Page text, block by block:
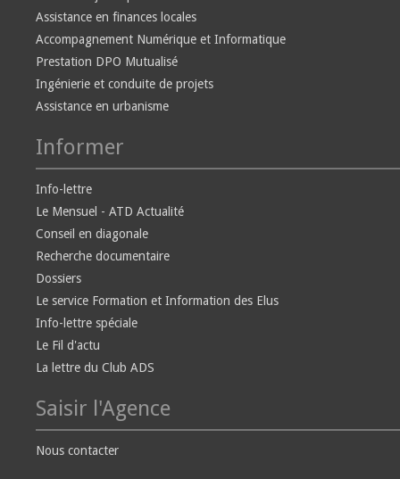
Assistance en finances locales
Accompagnement Numérique et Informatique
Prestation DPO Mutualisé
Ingénierie et conduite de projets
Assistance en urbanisme
Informer
Info-lettre
Le Mensuel - ATD Actualité
Conseil en diagonale
Recherche documentaire
Dossiers
Le service Formation et Information des Elus
Info-lettre spéciale
Le Fil d'actu
La lettre du Club ADS
Saisir l'Agence
Nous contacter